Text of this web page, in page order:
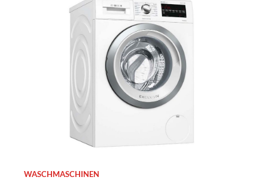
WASCHMASCHINEN